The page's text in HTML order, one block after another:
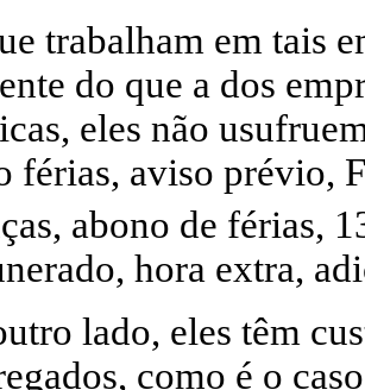
trabalham em tais
do que a dos
eles não
férias, aviso prévio,
abono de férias,
hora extra,
lado, eles têm
como é o